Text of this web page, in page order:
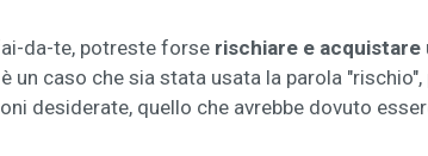
da-te, potreste forse rischiare e acquistare
caso che sia stata usata la parola "rischio",
desiderate, quello che avrebbe dovuto